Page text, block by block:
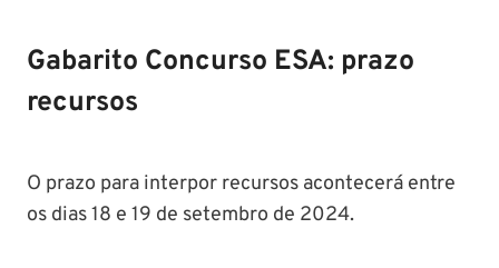
Gabarito Concurso ESA: prazo
recursos
O prazo para interpor recursos acontecerá entre
os dias 18 e 19 de setembro de 2024.